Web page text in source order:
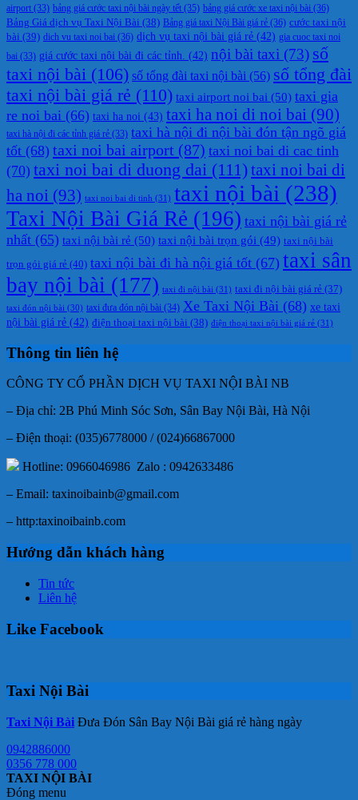
airport (33) bảng giá cước taxi nội bài ngày tết (35) bảng giá cước xe taxi nội bài (36)
Bảng Giá dịch vụ Taxi Nội Bài (38) Bảng giá taxi Nội Bài giá rẻ (36) cước taxi nội
bài (39) dich vu taxi noi bai (36) dịch vụ taxi nội bài giá rẻ (42) gia cuoc taxi noi
bai (33) giá cước taxi nội bài đi các tỉnh. (42) nội bài taxi (73) số
taxi nội bài (106) số tổng đài taxi nội bài (56) số tổng đài
taxi nội bài giá rẻ (110) taxi airport noi bai (50) taxi gia
re noi bai (66) taxi ha noi (43) taxi ha noi di noi bai (90)
taxi hà nội đi các tỉnh giá rẻ (33) taxi hà nội đi nội bài đón tận ngõ giá
tốt (68) taxi noi bai airport (87) taxi noi bai di cac tinh
(70) taxi noi bai di duong dai (111)taxi noi bai di
ha noi (93) taxi noi bai di tinh (31) taxi nội bài (238)
Taxi Nội Bài Giá Rẻ (196) taxi nội bài giá rẻ
nhất (65) taxi nội bài rẻ (50) taxi nội bài trọn gói (49) taxi nội bài
trọn gói giá rẻ (40) taxi nội bài đi hà nội giá tốt (67) taxi sân
bay nội bài (177) taxi đi nội bài (31) taxi đi nội bài giá rẻ (37)
taxi đón nội bài (30) taxi đưa đón nội bài (34) Xe Taxi Nội Bài (68) xe taxi
nội bài giá rẻ (42) điện thoại taxi nội bài (38) điện thoại taxi nội bài giá rẻ (31)
Thông tin liên hệ
CÔNG TY CỔ PHẦN DỊCH VỤ TAXI NỘI BÀI NB
– Địa chỉ: 2B Phú Minh Sóc Sơn, Sân Bay Nội Bài, Hà Nội
– Điện thoại: (035)6778000 / (024)66867000
Hotline: 0966046986 Zalo : 0942633486
– Email: taxinoibainb@gmail.com
– http:taxinoibainb.com
Hướng dẫn khách hàng
Tin tức
Liên hệ
Like Facebook
Taxi Nội Bài
Taxi Nội Bài Đưa Đón Sân Bay Nội Bài giá rẻ hàng ngày
0942886000
0356 778 000
TAXI NỘI BÀI
Đóng menu